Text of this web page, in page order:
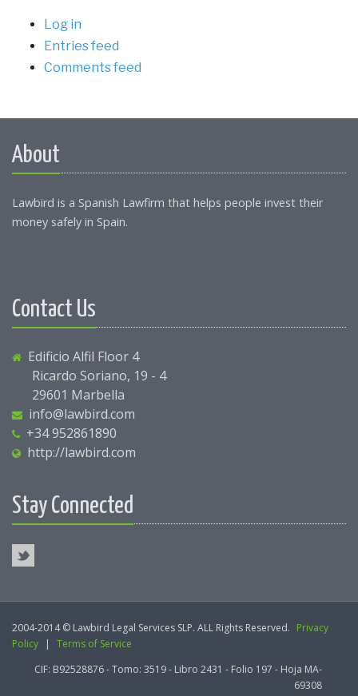
Log in
Entries feed
Comments feed
About
Lawbird is a Spanish Lawfirm that helps people invest their
money safely in Spain.
Contact Us
Edificio Alfil Floor 4
Ricardo Soriano, 19 - 4
29601 Marbella
info@lawbird.com
+34 952861890
http://lawbird.com
Stay Connected
2004-2014 © Lawbird Legal Services SLP. ALL Rights Reserved. Privacy
Policy
|
Terms of Service
CIF: B92528876 - Tomo: 3519 - Libro 2431 - Folio 197 - Hoja MA-
69308